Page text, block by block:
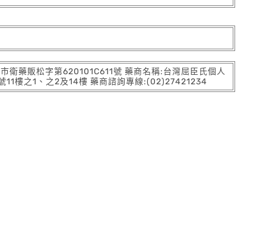
藥販松字第620101C611號 藥商名稱:台灣屈臣氏個人
11樓之1、之2及14樓 藥商諮詢專線:(02)27421234